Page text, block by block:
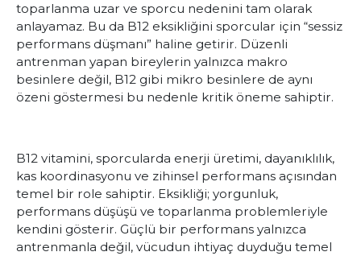
toparlanma uzar ve sporcu nedenini tam olarak
anlayamaz. Bu da B12 eksikliğini sporcular için “sessiz
performans düşmanı” haline getirir. Düzenli
antrenman yapan bireylerin yalnızca makro
besinlere değil, B12 gibi mikro besinlere de aynı
özeni göstermesi bu nedenle kritik öneme sahiptir.
B12 vitamini, sporcularda enerji üretimi, dayanıklılık,
kas koordinasyonu ve zihinsel performans açısından
temel bir role sahiptir. Eksikliği; yorgunluk,
performans düşüşü ve toparlanma problemleriyle
kendini gösterir. Güçlü bir performans yalnızca
antrenmanla değil, vücudun ihtiyaç duyduğu temel